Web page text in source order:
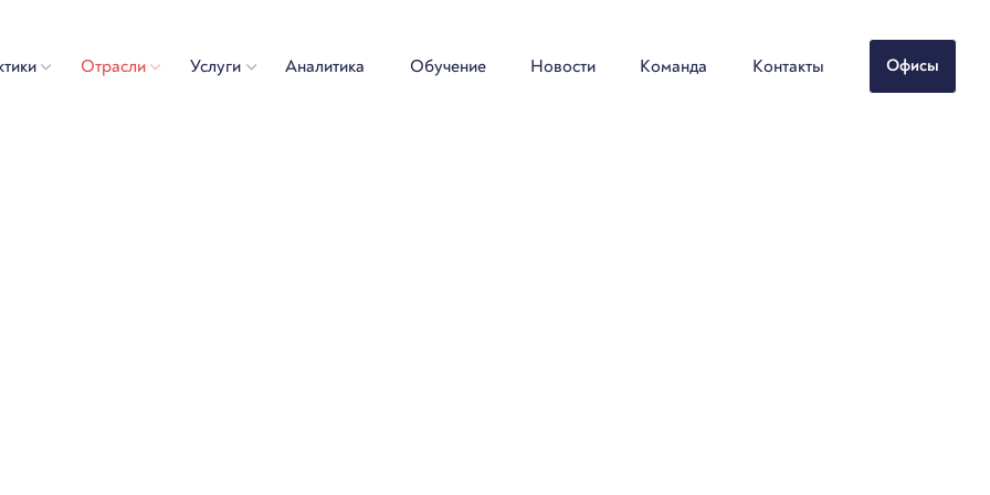
Отрасли Услуги Аналитика Обучение Новости Команда Контакты Офисы